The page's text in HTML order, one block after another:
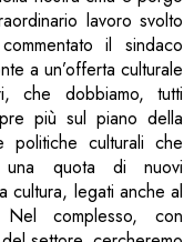
lavoro svolto
il sindaco
a un’offerta culturale
che dobbiamo, tutti
più sul piano della
politiche culturali che
quota di nuovi
cultura, legati anche al
complesso, con